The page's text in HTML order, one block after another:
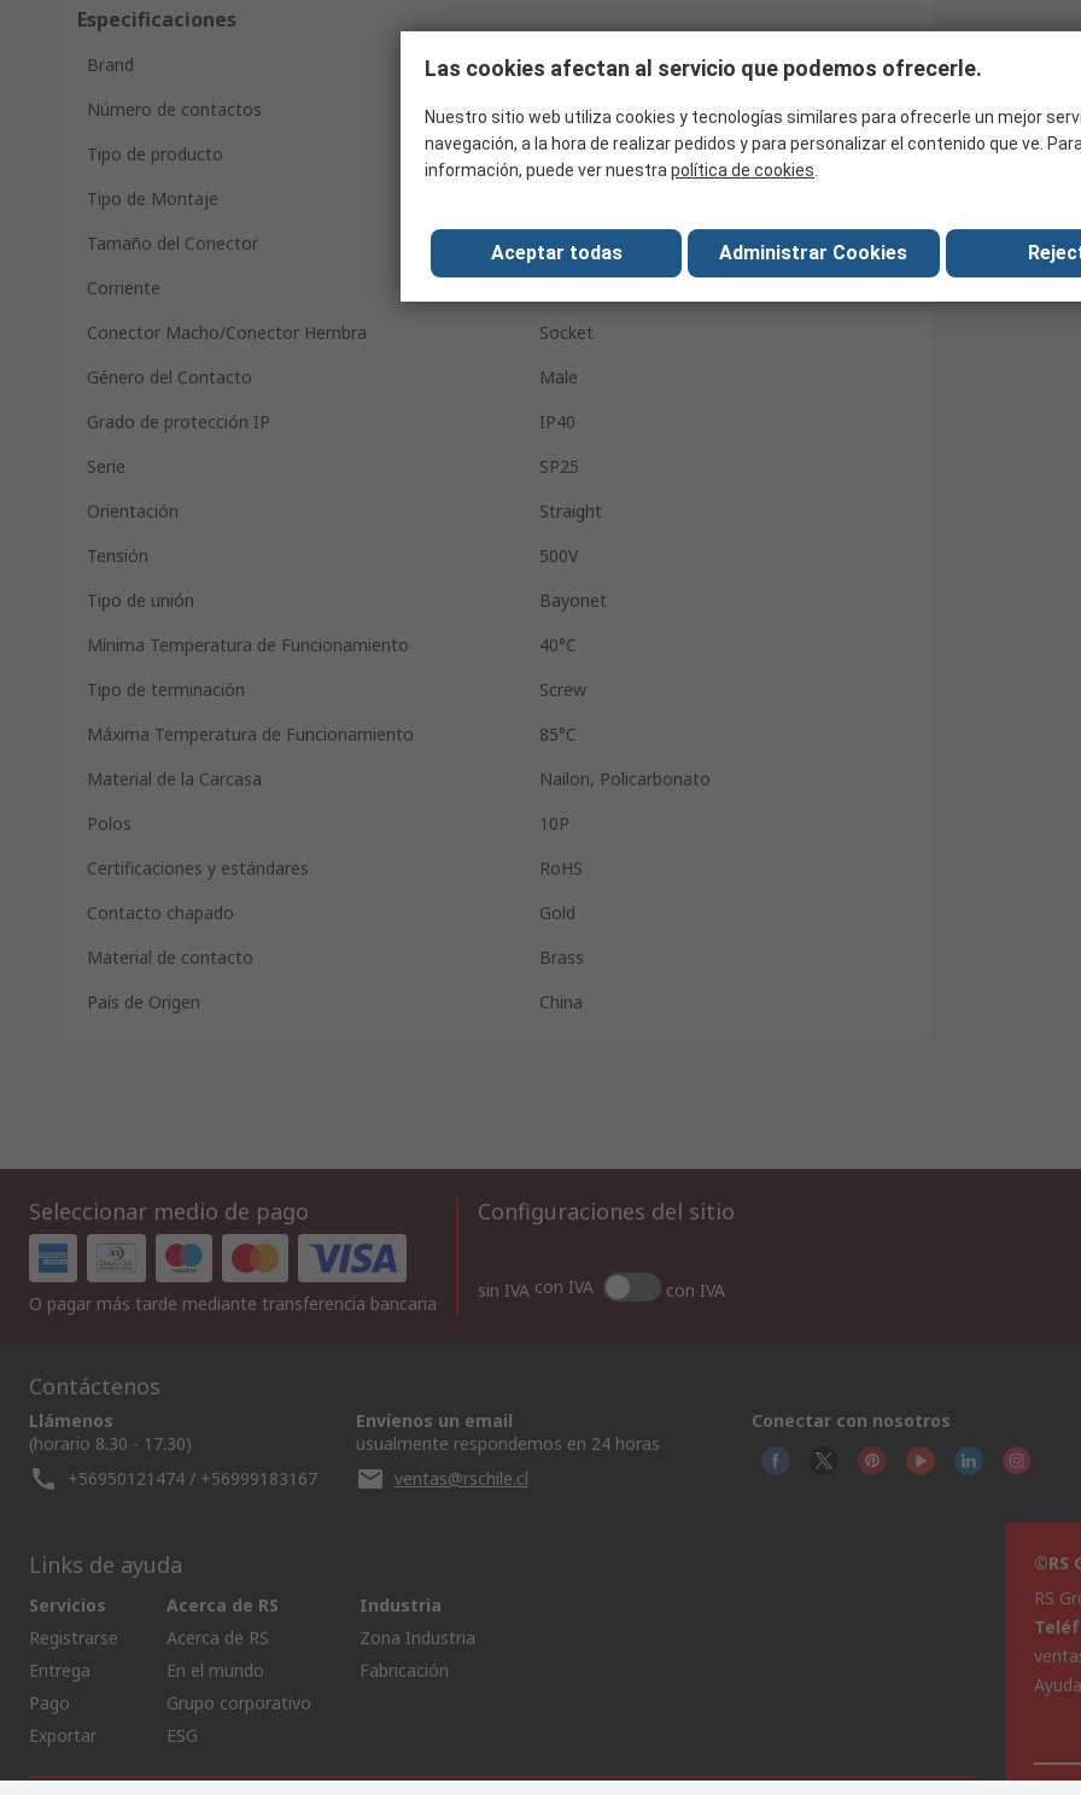
Especificaciones
Brand
RS Pro
Número de contactos
10
Tipo de producto
Conector circular industrial
Tipo de Montaje
Tamaño del Conector
SY25
Corriente
Conector Macho/Conector Hembra
Socket
Género del Contacto
Male
Grado de protección IP
IP40
Serie
SP25
Orientación
Straight
Tensión
500V
Tipo de unión
Bayonet
Mínima Temperatura de Funcionamiento
40°C
Tipo de terminación
Screw
Máxima Temperatura de Funcionamiento
85°C
Material de la Carcasa
Nailon, Policarbonato
Polos
10P
Certificaciones y estándares
RoHS
Contacto chapado
Gold
Material de contacto
Brass
País de Origen
China
Seleccionar medio de pago
O pagar más tarde mediante transferencia bancaria
Configuraciones del sitio
sin IVA con IVA con IVA
Contáctenos
Llámenos
(horario 8.30 - 17.30)
+56950121474 / +56999183167
Envíenos un email
usualmente respondemos en 24 horas
ventas@rschile.cl
Conectar con nosotros
Links de ayuda
Servicios
Registrarse
Entrega
Pago
Exportar
Acerca de RS
Acerca de RS
En el mundo
Grupo corporativo
ESG
Industria
Zona Industria
Fabricación
©RS
RS
Las cookies afectan al servicio que podemos ofrecerle.
Nuestro sitio web utiliza cookies y tecnologías similares para ofrecerle un mejor
navegación, a la hora de realizar pedidos y para personalizar el contenido que ve.
información, puede ver nuestra política de cookies
Aceptar todas Administrar Cookies